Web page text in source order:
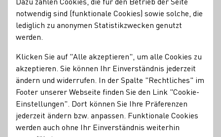
Weinverkauf geöffnet Montag bis Samstag 14 bis 18 Uhr,
Sonntag 10 bis 12 Uhr, Feiertag nur nach vorheriger
private Veranstaltungen, Teilnahme an allen Freinsheimer
Weinfesten
Glühwein Perlwein / Secco Sekt Vegan
Wein
Alkoholfreier Wein/Sekt/Secco
Traubensaft Roséwein
notwendig sind (funktionale Cookies) sowie solche, die
lediglich zu anonymen Statistikzwecken genutzt
werden.
Klicken Sie auf "Alle akzeptieren", um alle Cookies zu
akzeptieren. Sie können Ihr Einverständnis jederzeit
ändern und widerrufen. In der Spalte "Rechtliches" im
Footer unserer Webseite finden Sie den Link "Cookie-
Einstellungen". Dort können Sie Ihre Präferenzen
jederzeit ändern bzw. anpassen. Funktionale Cookies
werden auch ohne Ihr Einverständnis weiterhin